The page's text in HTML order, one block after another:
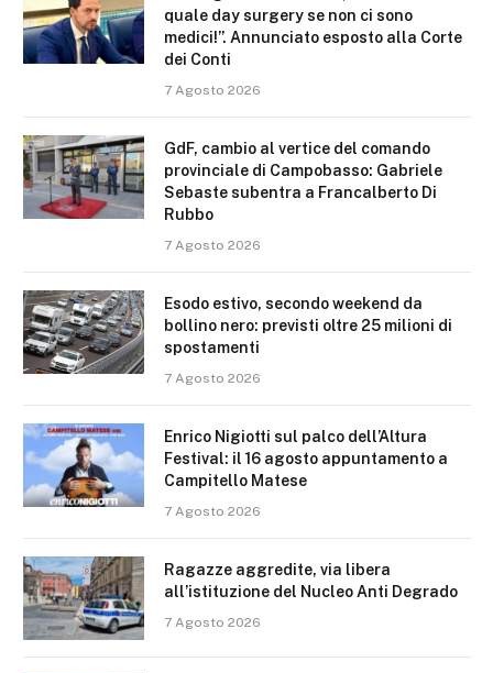
quale day surgery se non ci sono
medici!”. Annunciato esposto alla Corte
dei Conti
7 Agosto 2026
GdF, cambio al vertice del comando
provinciale di Campobasso: Gabriele
Sebaste subentra a Francalberto Di
Rubbo
7 Agosto 2026
Esodo estivo, secondo weekend da
bollino nero: previsti oltre 25 milioni di
spostamenti
7 Agosto 2026
Enrico Nigiotti sul palco dell’Altura
Festival: il 16 agosto appuntamento a
Campitello Matese
7 Agosto 2026
Ragazze aggredite, via libera
all’istituzione del Nucleo Anti Degrado
7 Agosto 2026